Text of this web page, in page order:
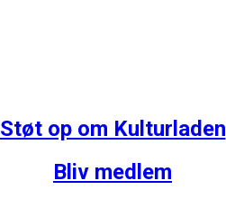
Støt op om Kulturladen
Bliv medlem